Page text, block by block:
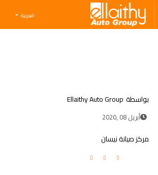
Ellaithy Auto Group
العربية
بواسطة Ellaithy Auto Group
أبريل 08 ,2020
مركز صيانة نيسان